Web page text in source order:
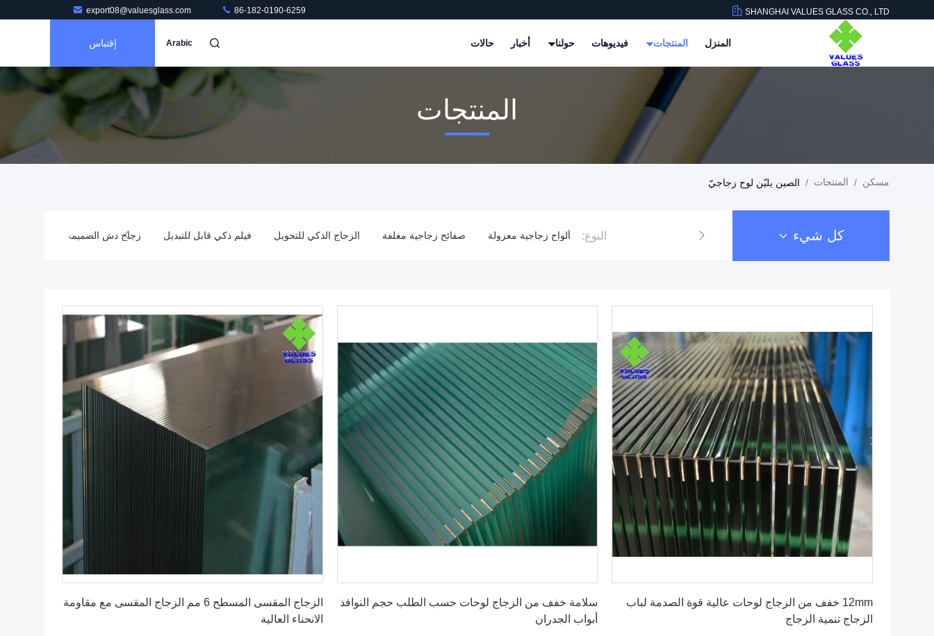
SHANGHAI VALUES GLASS CO., LTD
export08@valuesglass.com 86-182-0190-6259
المنزل المنتجات فيديوهات حولنا أخبار حالات Arabic إقتباس
المنتجات
مسكن / المنتجات / الصين يليّن لوح زجاجيّ
كل شيء النوع:
ألواح زجاجية معزولة صفائح زجاجية مغلفة الزجاج الذكي للتحويل فيلم ذكي قابل للتبديل زجاج دش الضميمة فراغ معزول الزجاج
12mm خفف من الزجاج لوحات عالية قوة الصدمة لباب
الزجاج تنمية الزجاج
سلامة خفف من الزجاج لوحات حسب الطلب حجم النوافذ
أبواب الجدران
الزجاج المقسى المسطح 6 مم الزجاج المقسى مع مقاومة
الانحناء العالية